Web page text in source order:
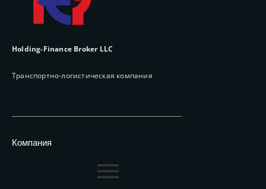
Holding-Finance Broker LLC
Транспортно-логистическая компания
Компания